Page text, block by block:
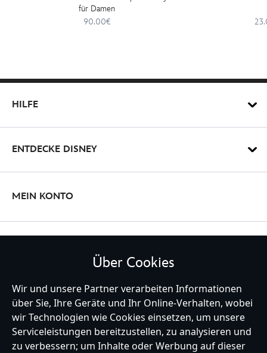
für Damen
90.00€
HILFE
ENTDECKE DISNEY
MEIN KONTO
Germany
Über Cookies
Wir und unsere Partner verarbeiten Informationen
über Sie, Ihre Geräte und Ihr Online-Verhalten, wobei
wir Technologien wie Cookies einsetzen, um unsere
Serviceleistungen bereitzustellen, zu analysieren und
zu verbessern; um Inhalte oder Werbung auf dieser